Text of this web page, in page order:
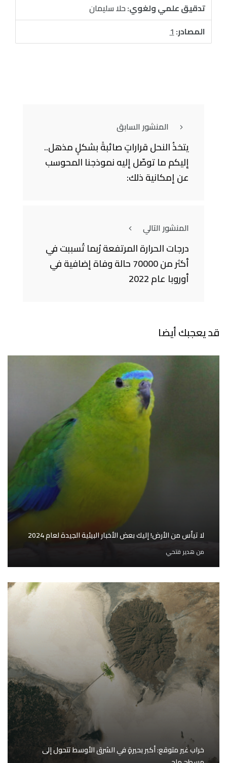
تدقيق علمي ولغوي:حلا سليمان
المصادر:1
المنشور السابق
يتخذُ النحل قراراتٍ صائبةً بشكلٍ مذهل..
إليكم ما توصّل إليه نموذجنا المحوسب
عن إمكانية ذلك:
المنشور التالي
درجات الحرارة المرتفعة رُبما تُسببت في
أكثر من 70000 حالة وفاة إضافية في
أوروبا عام 2022
قد يعجبك أيضا
لا تيأس من الأرض! إليك بعض الأخبار البيئية الجيدة لعام 2024
من هدير فتحي
خراب غير متوقع: أكبر بحيرةٍ في الشرق الأوسط تتحول إلى